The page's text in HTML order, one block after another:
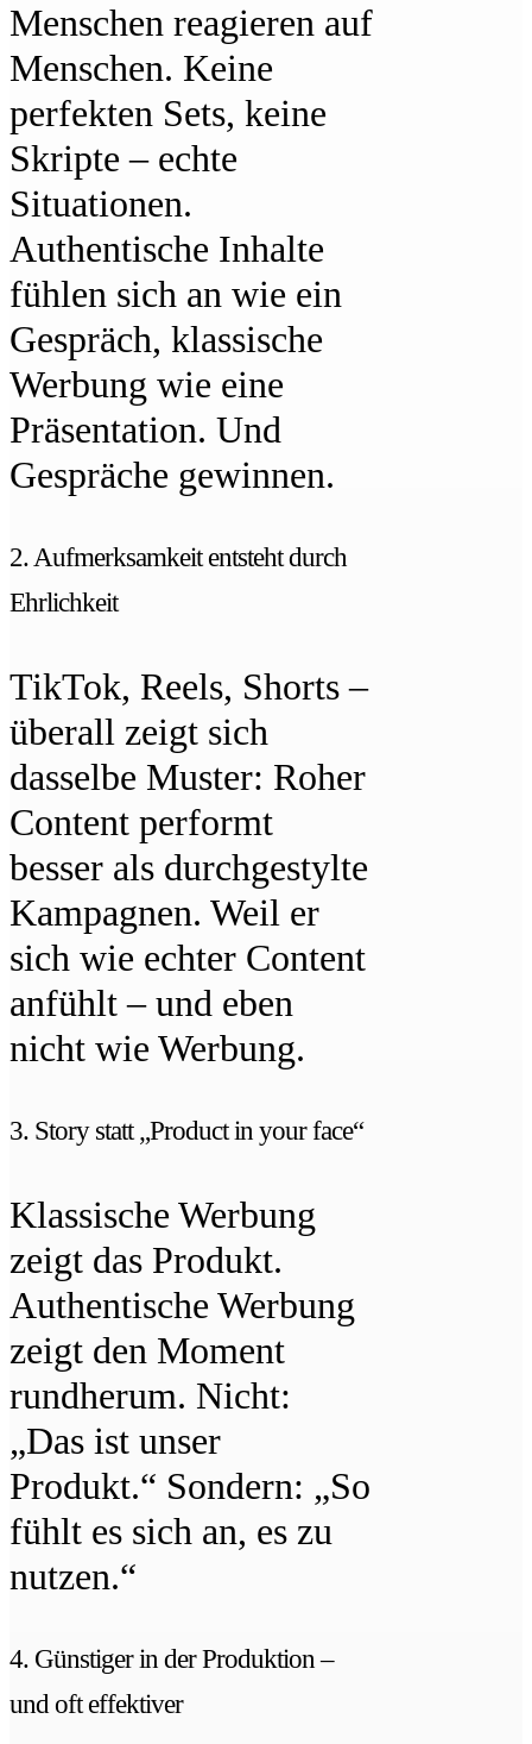
Menschen reagieren auf
Menschen. Keine
perfekten Sets, keine
Skripte – echte
Situationen.
Authentische Inhalte
fühlen sich an wie ein
Gespräch, klassische
Werbung wie eine
Präsentation. Und
Gespräche gewinnen.
2. Aufmerksamkeit entsteht durch
Ehrlichkeit
TikTok, Reels, Shorts –
überall zeigt sich
dasselbe Muster: Roher
Content performt
besser als durchgestylte
Kampagnen. Weil er
sich wie echter Content
anfühlt – und eben
nicht wie Werbung.
3. Story statt „Product in your face“
Klassische Werbung
zeigt das Produkt.
Authentische Werbung
zeigt den Moment
rundherum. Nicht:
„Das ist unser
Produkt.“ Sondern: „So
fühlt es sich an, es zu
nutzen.“
4. Günstiger in der Produktion –
und oft effektiver